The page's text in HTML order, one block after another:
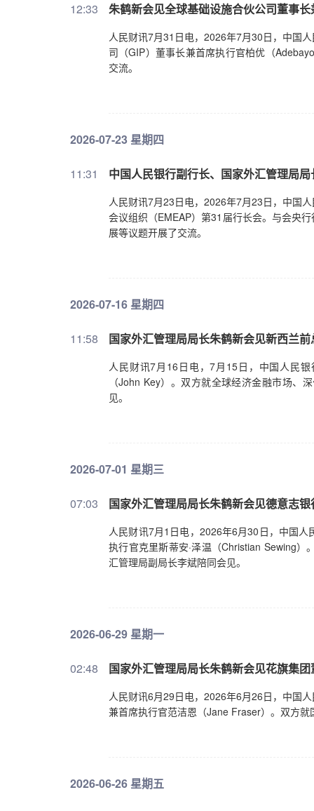
12:33 朱鹤新会见全球基础设施合伙公司董事
人民财讯7月31日电，2026年7月30日，中国
司（GIP）董事长兼首席执行官柏优（
交流。
2026-07-23 星期四
11:31 中国人民银行副行长、国家外汇管理局
人民财讯7月23日电，2026年7月23日，中国
会议组织（EMEAP）第31届行长会。与会央
展等议题开展了交流。
2026-07-16 星期四
11:58 国家外汇管理局局长朱鹤新会见新西兰前
人民财讯7月16日电，7月15日，中国人民
（John Key）。双方就全球经济金融市场、
见。
2026-07-01 星期三
07:03 国家外汇管理局局长朱鹤新会见德意志
人民财讯7月1日电，2026年6月30日，中国
执行官克里斯蒂安·泽温（Christian Sewing
汇管理局副局长李斌陪同会见。
2026-06-29 星期一
02:48 国家外汇管理局局长朱鹤新会见花旗集
人民财讯6月29日电，2026年6月26日，中国
兼首席执行官范洁恩（Jane Fraser）。双方
2026-06-26 星期五